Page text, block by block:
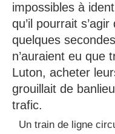
impossibles à
qu’il pourrait
quelques
n’auraient eu que
Luton, acheter
grouillait de
trafic.
Un train de ligne